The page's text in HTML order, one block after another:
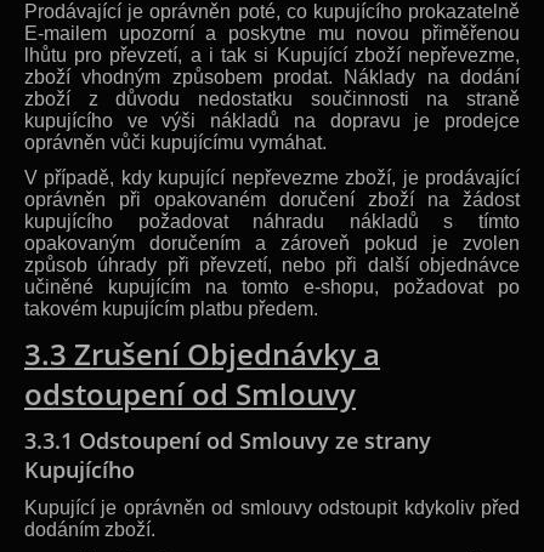
Prodávající je oprávněn poté, co kupujícího prokazatelně
E-mailem upozorní a poskytne mu novou přiměřenou
lhůtu pro převzetí, a i tak si Kupující zboží nepřevezme,
zboží vhodným způsobem prodat. Náklady na dodání
zboží z důvodu nedostatku součinnosti na straně
kupujícího ve výši nákladů na dopravu je prodejce
oprávněn vůči kupujícímu vymáhat.
V případě, kdy kupující nepřevezme zboží, je prodávající
oprávněn při opakovaném doručení zboží na žádost
kupujícího požadovat náhradu nákladů s tímto
opakovaným doručením a zároveň pokud je zvolen
způsob úhrady při převzetí, nebo při další objednávce
učiněné kupujícím na tomto e-shopu, požadovat po
takovém kupujícím platbu předem.
3.3 Zrušení Objednávky a
odstoupení od Smlouvy
3.3.1 Odstoupení od Smlouvy ze strany
Kupujícího
Kupující je oprávněn od smlouvy odstoupit kdykoliv před
dodáním zboží.